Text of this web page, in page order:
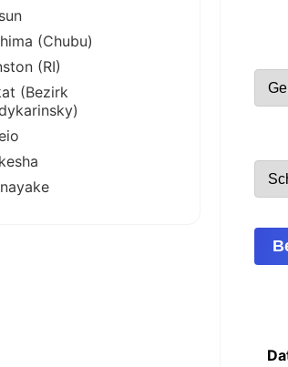
(Chubu)
(RI)
(Bezirk